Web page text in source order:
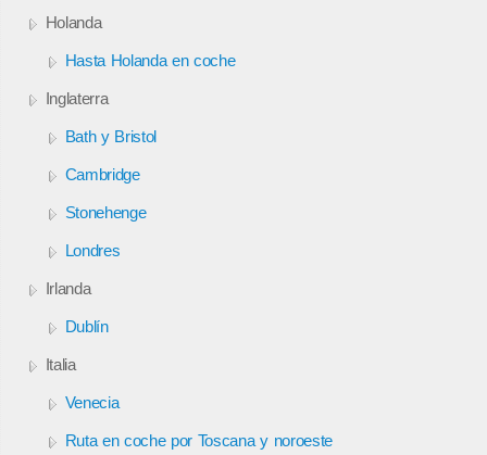
Holanda
Hasta Holanda en coche
Inglaterra
Bath y Bristol
Cambridge
Stonehenge
Londres
Irlanda
Dublín
Italia
Venecia
Ruta en coche por Toscana y noroeste